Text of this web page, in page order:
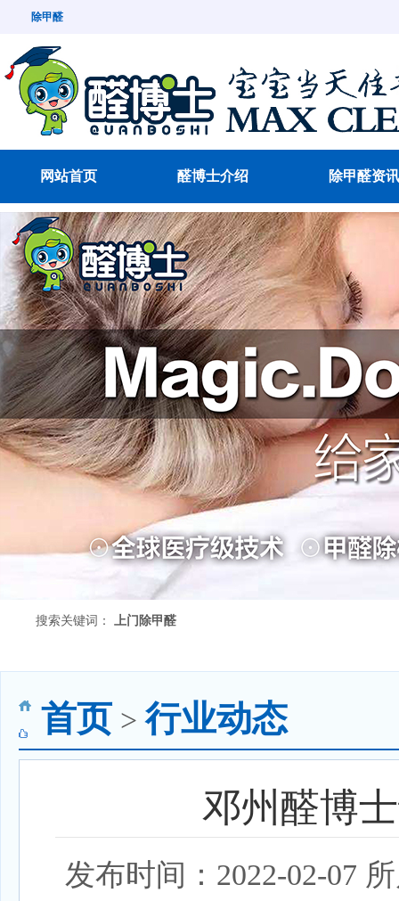
除甲醛
网站首页 醛博士介绍 除甲醛资讯
搜索关键词： 上门除甲醛
首页 >行业动态
邓州醛博
发布时间：2022-02-07